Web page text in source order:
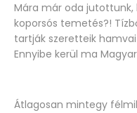
Mára már oda
koporsós temetés?!
tartják szeretteik
Ennyibe kerül ma
Átlagosan mintegy